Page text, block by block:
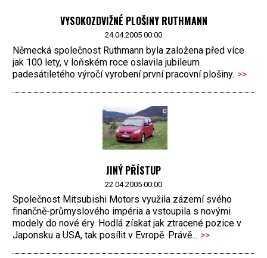
VYSOKOZDVIŽNÉ PLOŠINY RUTHMANN
24.04.2005 00:00
Německá společnost Ruthmann byla založena před více
jak 100 lety, v loňském roce oslavila jubileum
padesátiletého výročí vyrobení první pracovní plošiny. >>
JINÝ PŘÍSTUP
22.04.2005 00:00
Společnost Mitsubishi Motors využila zázemí svého
finančně-průmyslového impéria a vstoupila s novými
modely do nové éry. Hodlá získat jak ztracené pozice v
Japonsku a USA, tak posílit v Evropě. Právě... >>